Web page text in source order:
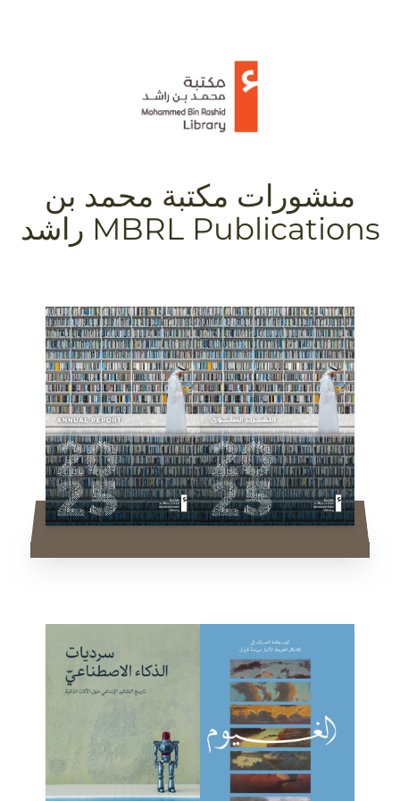
منشورات مكتبة محمد بن
راشد MBRL Publications